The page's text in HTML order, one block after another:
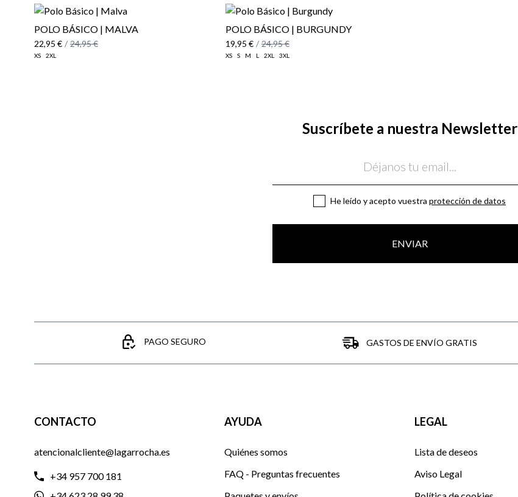
POLO BÁSICO | MALVA
22,95 € / 24,95 €
XS 2XL
POLO BÁSICO | BURGUNDY
19,95 € / 24,95 €
XS S M L 2XL 3XL
Suscríbete a nuestra Newsletter
He leído y acepto vuestra protección de datos
ENVIAR
PAGO SEGURO GASTOS DE ENVÍO GRATIS
CONTACTO
atencionalcliente@lagarrocha.es
+34 957 700 181
AYUDA
Quiénes somos
FAQ - Preguntas frecuentes
LEGAL
Lista de deseos
Aviso Legal